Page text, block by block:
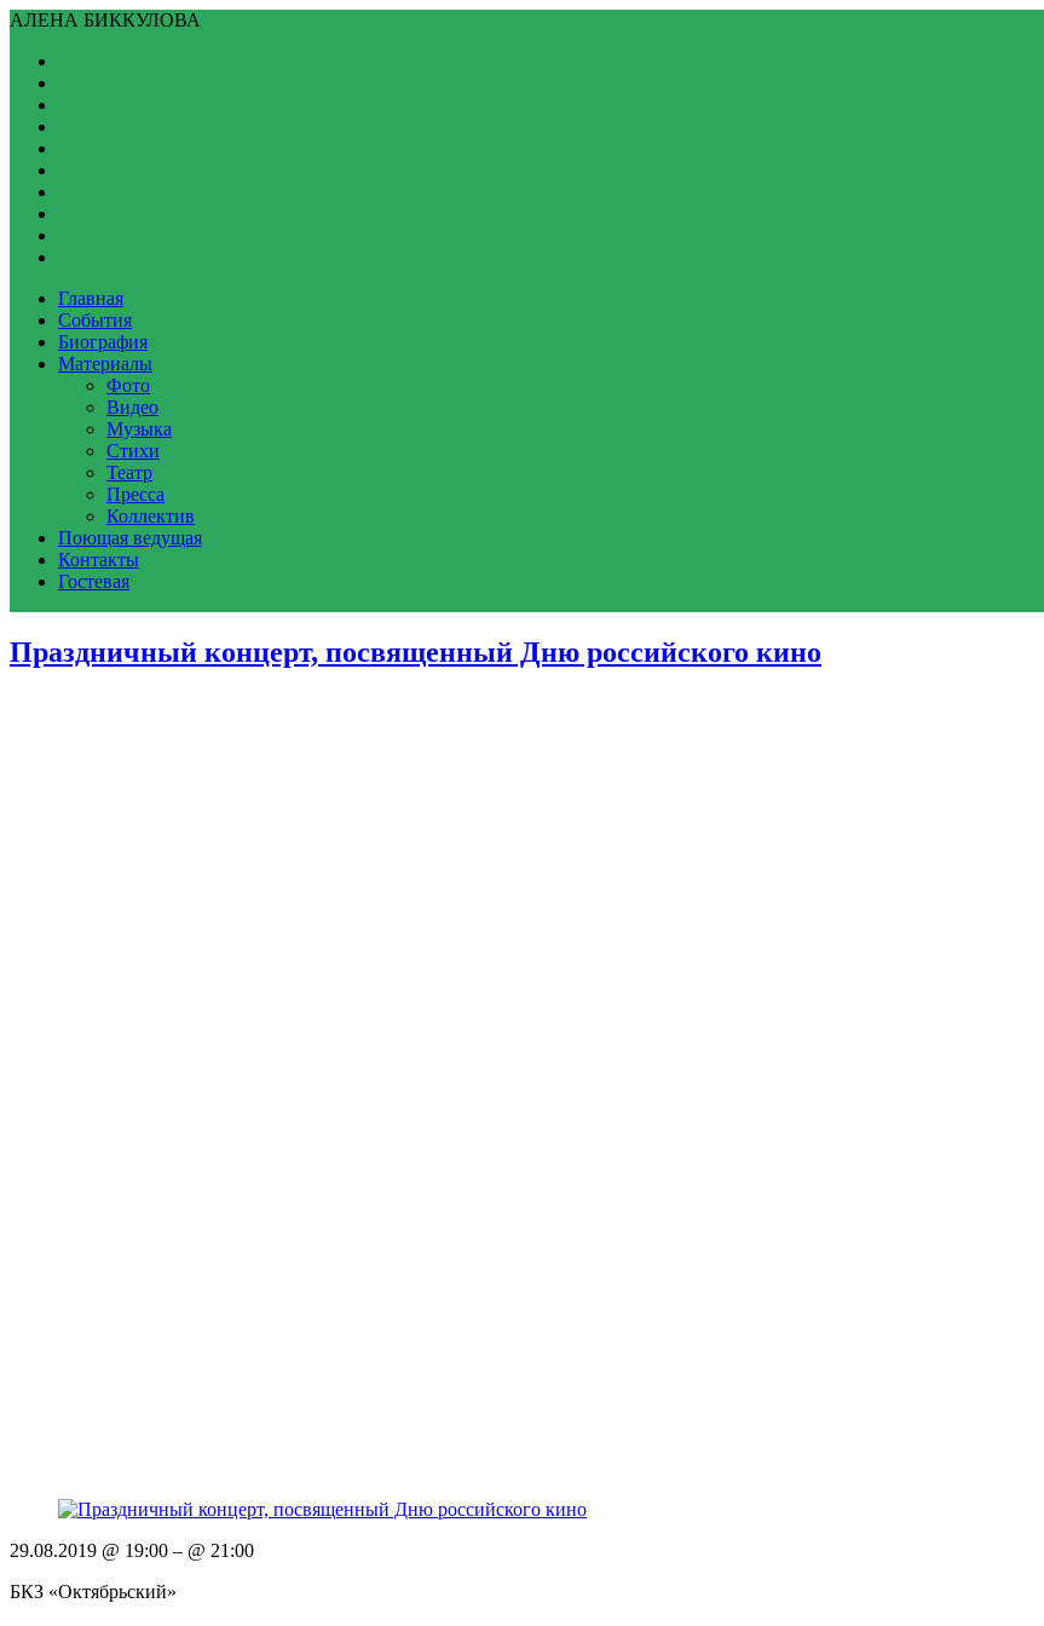
АЛЕНА БИККУЛОВА
Главная
События
Биография
Материалы
Фото
Видео
Музыка
Стихи
Театр
Пресса
Коллектив
Поющая ведущая
Контакты
Гостевая
Праздничный концерт, посвященный Дню российского кино
29.08.2019 @ 19:00 – @ 21:00
БКЗ «Октябрьский»